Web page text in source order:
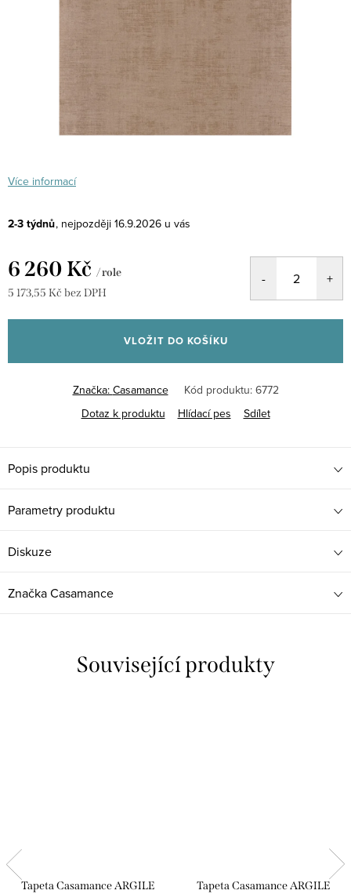
Více informací
2-3 týdnů 16.9.2026
6 260 Kč / role
5 173,55 Kč bez DPH
cena:
VLOŽIT DO KOŠÍKU
Značka: Casamance Kód produktu: 6772
Dotaz k produktu
Hlídací pes Sdílet
Popis produktu
Parametry produktu
Diskuze
ZnačkaCasamance
Související produkty
Tapeta Casamance ARGILE
Tapeta Casamance ARGILE